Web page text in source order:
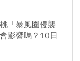
「暴風圈侵襲
影響嗎？10日